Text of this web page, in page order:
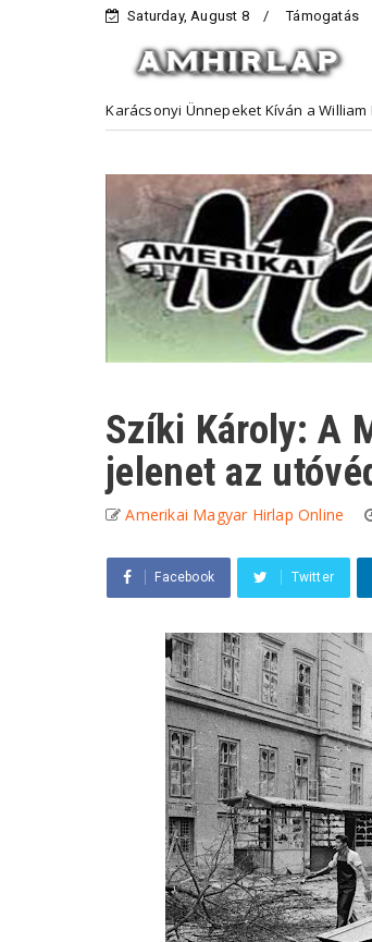
Saturday, August 8 Támogatás
Karácsonyi Ünnepeket Kíván a William Penn
Szíki Károly: A
jelenet az
Amerikai Magyar Hirlap Online
Facebook Twitter